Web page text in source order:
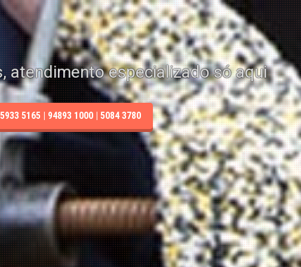
atendimento especializado só aqui
5933 5165 | 94893 1000 | 5084 3780